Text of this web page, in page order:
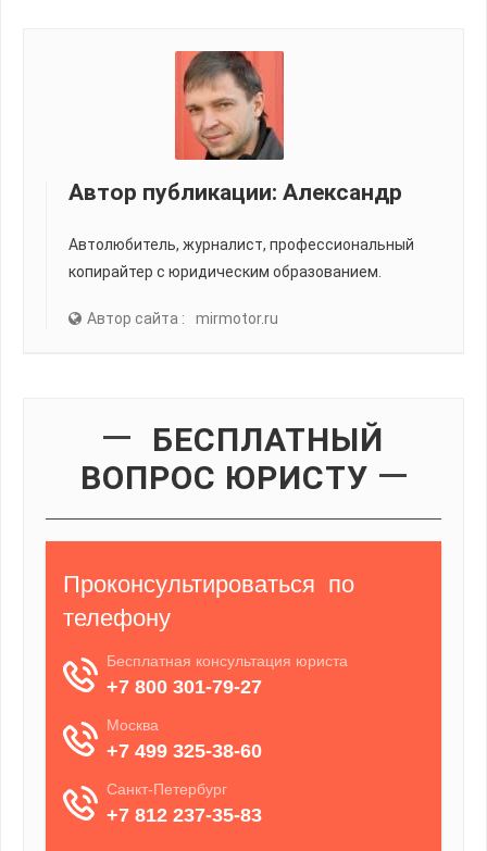
Автор публикации: Александр
Автолюбитель, журналист, профессиональный
копирайтер с юридическим образованием.
Автор сайта : mirmotor.ru
БЕСПЛАТНЫЙ
ВОПРОС ЮРИСТУ